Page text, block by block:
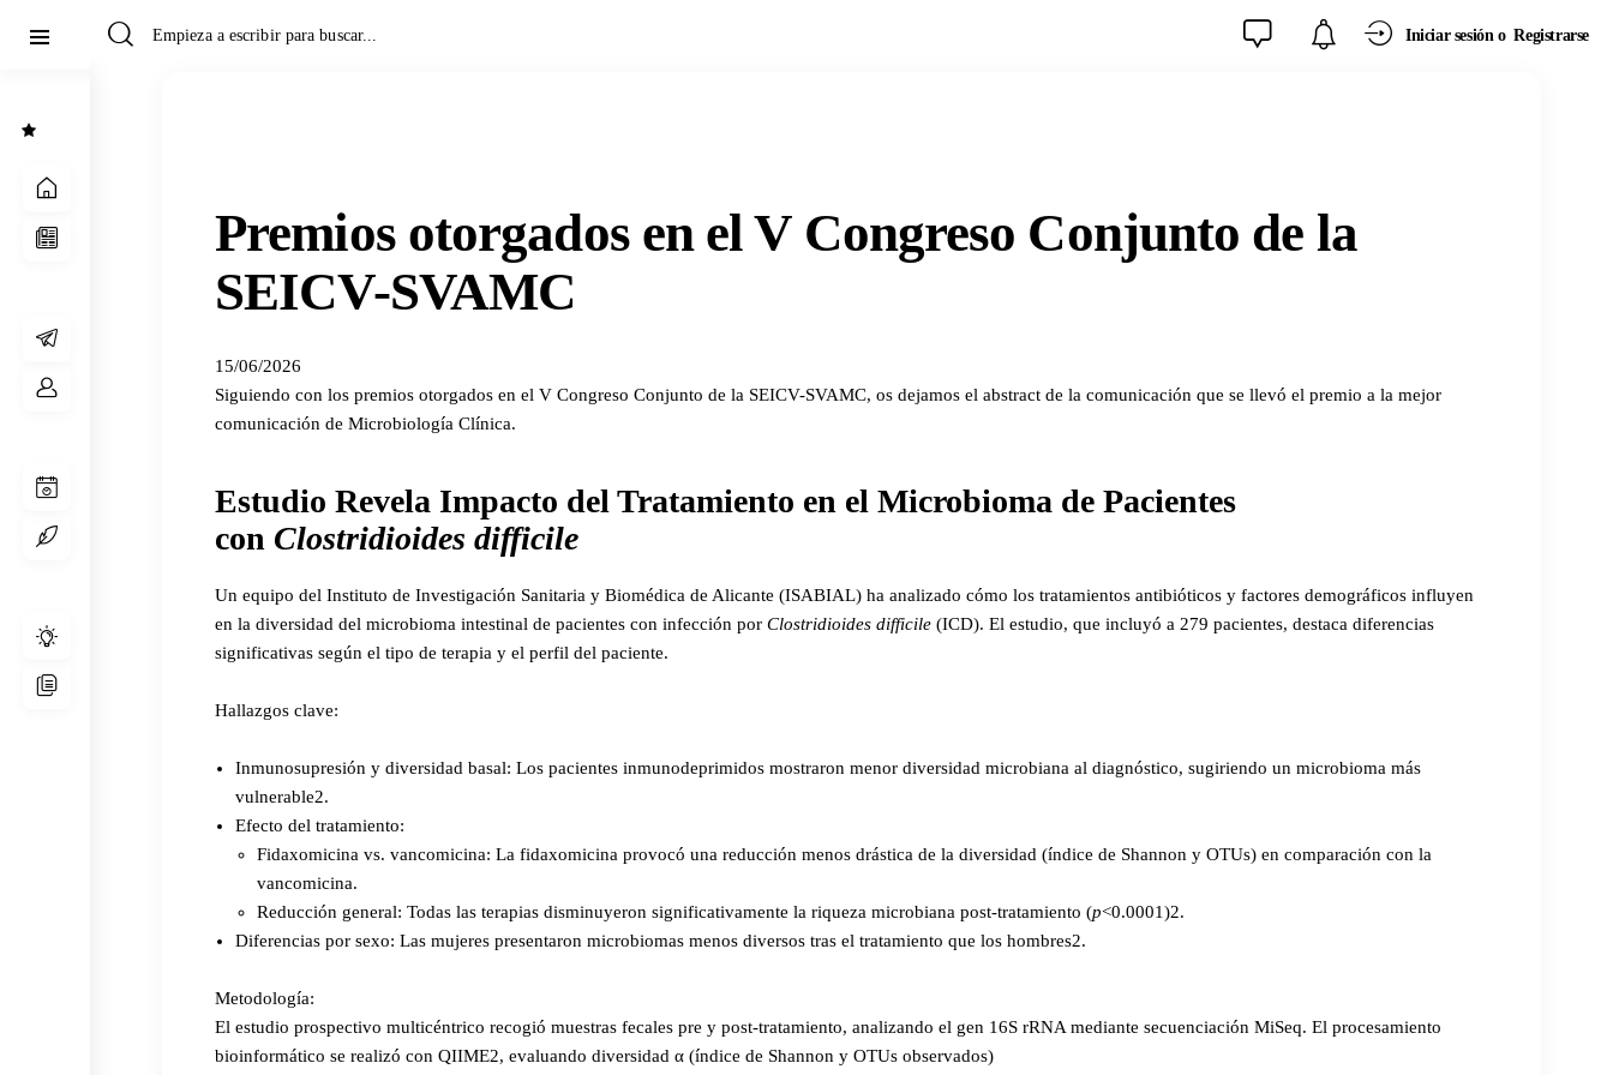
Iniciar sesión o Registrarse
Premios otorgados en el V Congreso Conjunto de la
SEICV-SVAMC
15/06/2026
Siguiendo con los premios otorgados en el V Congreso Conjunto de la SEICV-SVAMC, os dejamos el abstract de la comunicación que se llevó el premio a la mejor
comunicación de Microbiología Clínica.
Estudio Revela Impacto del Tratamiento en el Microbioma de Pacientes
con Clostridioides difficile
Un equipo del Instituto de Investigación Sanitaria y Biomédica de Alicante (ISABIAL) ha analizado cómo los tratamientos antibióticos y factores demográficos influyen
en la diversidad del microbioma intestinal de pacientes con infección por Clostridioides difficile (ICD). El estudio, que incluyó a 279 pacientes, destaca diferencias
significativas según el tipo de terapia y el perfil del paciente.
Hallazgos clave:
Inmunosupresión y diversidad basal: Los pacientes inmunodeprimidos mostraron menor diversidad microbiana al diagnóstico, sugiriendo un microbioma más
vulnerable2.
Efecto del tratamiento:
Fidaxomicina vs. vancomicina: La fidaxomicina provocó una reducción menos drástica de la diversidad (índice de Shannon y OTUs) en comparación con la
vancomicina.
Reducción general: Todas las terapias disminuyeron significativamente la riqueza microbiana post-tratamiento (p<0.0001)2.
Diferencias por sexo: Las mujeres presentaron microbiomas menos diversos tras el tratamiento que los hombres2.
Metodología:
El estudio prospectivo multicéntrico recogió muestras fecales pre y post-tratamiento, analizando el gen 16S rRNA mediante secuenciación MiSeq. El procesamiento
bioinformático se realizó con QIIME2, evaluando diversidad α (índice de Shannon y OTUs observados)